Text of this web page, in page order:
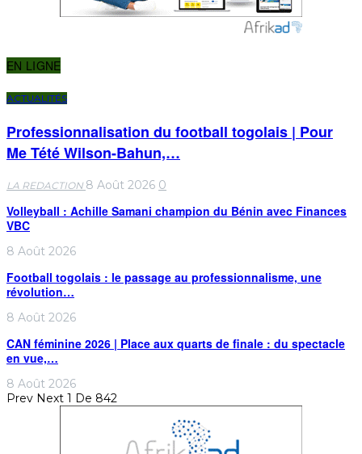
EN LIGNE
ACTUALITÉS
Professionnalisation du football togolais | Pour
Me Tété Wilson-Bahun,…
LA REDACTION 8 Août 2026 0
Volleyball : Achille Samani champion du Bénin avec Finances
VBC
8 Août 2026
Football togolais : le passage au professionnalisme, une
révolution…
8 Août 2026
CAN féminine 2026 | Place aux quarts de finale : du spectacle
en vue,…
8 Août 2026
Prev Next 1 De 842